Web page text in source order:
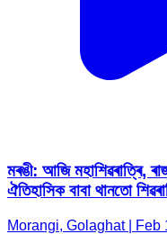
মৰঙী: আজি মহাশিৱৰাত্ৰি,
ঐতিহাসিক বাবা থানতো
Morangi, Golaghat | Feb